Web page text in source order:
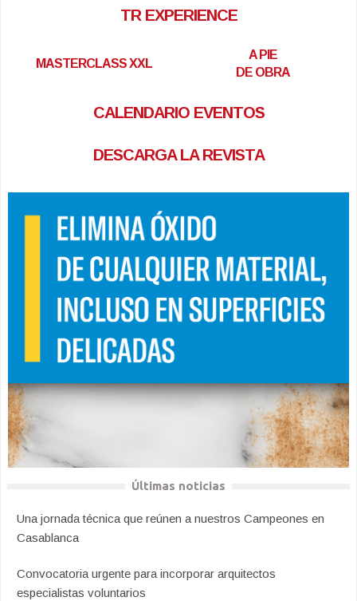
TR EXPERIENCE
MASTERCLASS XXL
A PIE
DE OBRA
CALENDARIO EVENTOS
DESCARGA LA REVISTA
Últimas noticias
Una jornada técnica que reúnen a nuestros Campeones en
Casablanca
Convocatoria urgente para incorporar arquitectos
especialistas voluntarios